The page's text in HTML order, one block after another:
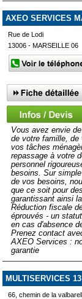
AXEO SERVICES
Rue de Lodi
13006 - MARSEILLE 06
Vous avez envie
de votre famille, de
vos tâches
repassage à votre
personnel
besoins. Sur
de vos besoins,
que ce soit pour
garantissant ainsi
Réduction fiscale
éprouvés - un
en cas d'absence
Prenez contact
AXEO Services :
garantie
MULTISERVICES 13
66, chemin de la